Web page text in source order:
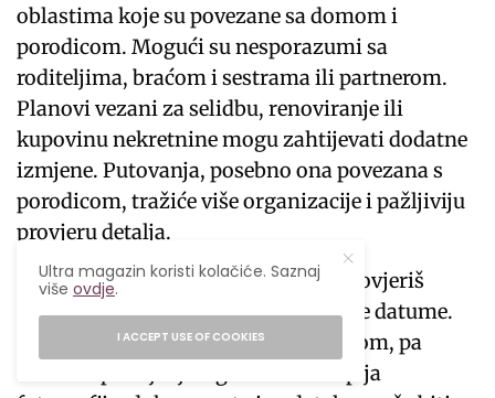
oblastima koje su povezane sa domom i
porodicom. Mogući su nesporazumi sa
roditeljima, braćom i sestrama ili partnerom.
Planovi vezani za selidbu, renoviranje ili
kupovinu nekretnine mogu zahtijevati dodatne
izmjene. Putovanja, posebno ona povezana s
porodicom, tražiće više organizacije i pažljiviju
provjeru detalja.
Zato nije loša ideja da još jednom provjeriš
rezervacije, putne dokumente i važne datume.
Takođe, Merkur upravlja tehnologijom, pa
redovno pravljenje sigurnosnih kopija
Ultra magazin koristi kolačiće. Saznaj
višeovdje.
I ACCEPT USE OF COOKIES